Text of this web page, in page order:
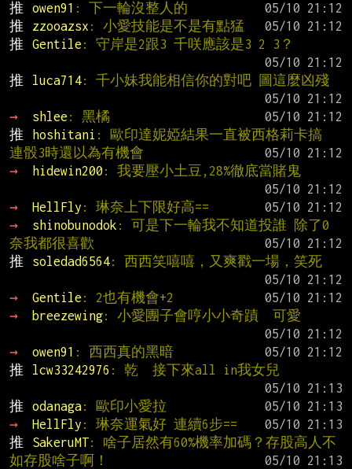
推
owen91 : 下一輪沒整人的
推
zzooazsx : 小愛技能是不是有點猛
推
Gentile : 守岸是2跟3 千咲應該是3 2 3？
推
luca714: 千小妹我能相信你的對吧 圖這麼凶殘
→
shlee : 黑橘
推
hoshitani : 歐印達妮婭結果一直被西格莉卡搞
連骰3時還以為有機會
→
hidewin200 : 我要壓小土豆,28%徹底當賭鬼
→
HellFly : 琳奈上下限好高==
→
shinobunodok : 可是下一輪我不知道投誰 除了0
奈我都很喜歡
推
soledad6564: 西西笑嘻嘻，又爽戳一場，笑死
→
Gentile : 2也有機會+2
→
breezewing: 小愛團子會哼小小奇蹟  可愛
→
owen91 : 西西真的黑暗
推
lcw33242976 : 乾  接下來all in我女兒
推
odanaga: 歐印小愛拉
→
HellFly : 琳奈運氣好 連續6步==
推
SakeruMT: 啥子居然有60%機率加碼？存股高人不
如存股啥子啊！